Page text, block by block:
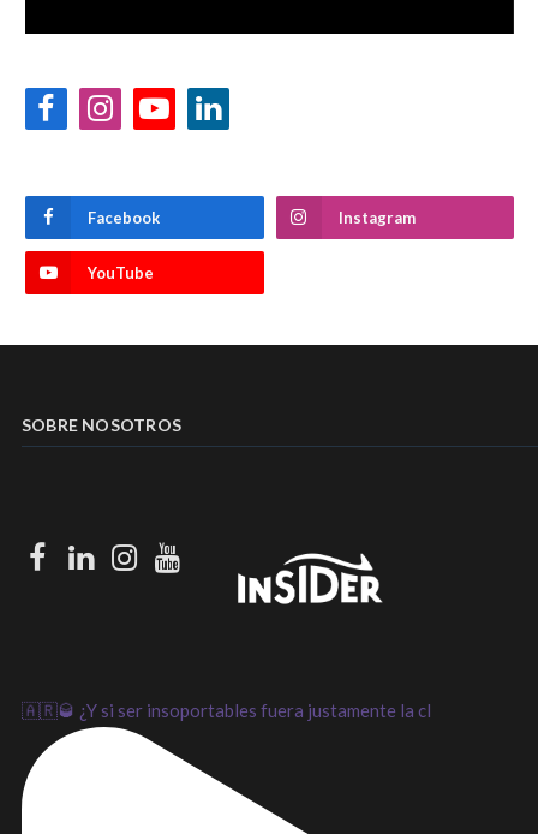
FacebookInstagramYouTubeLinkedIn
Facebook Instagram
YouTube
SOBRE NOSOTROS
Facebook
LinkedIn
Instagram
Youtube
🇦🇷🥃 ¿Y si ser insoportables fuera justamente la cl